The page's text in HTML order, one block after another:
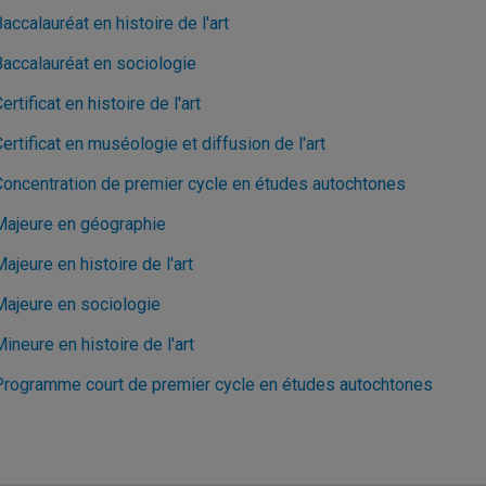
en histoire de l'art
en sociologie
en histoire de l'art
en muséologie et diffusion de l'art
de premier cycle en études autochtones
en géographie
en histoire de l'art
en sociologie
en histoire de l'art
court de premier cycle en études autochtones